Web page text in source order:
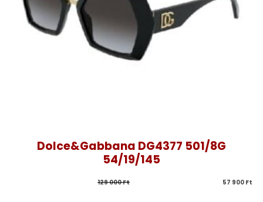
Dolce&Gabbana DG4377 501/8G
54/19/145
129 000 Ft 57 900 Ft